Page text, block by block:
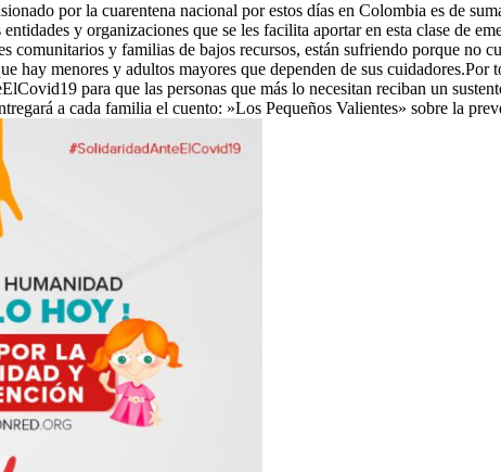
por la cuarentena nacional por estos días en Colombia es de
y organizaciones que se les facilita aportar en esta clase de
comunitarios y familias de bajos recursos, están sufriendo porque no
hay menores y adultos mayores que dependen de sus
para que las personas que más lo necesitan reciban un
a cada familia el cuento: »Los Pequeños Valientes» sobre la